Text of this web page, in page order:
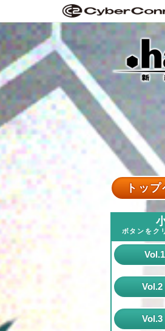
トッ
ボタンをク